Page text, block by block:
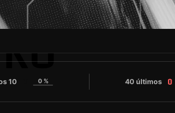
10 0 % 40 últimos 0